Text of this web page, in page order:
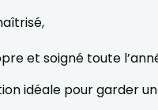
et soigné toute
idéale pour garder